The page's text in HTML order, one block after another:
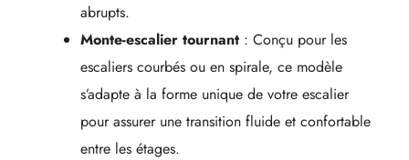
abrupts.
Monte-escalier tournant : Conçu pour les
escaliers courbés ou en spirale, ce modèle
s’adapte à la forme unique de votre escalier
pour assurer une transition fluide et confortable
entre les étages.